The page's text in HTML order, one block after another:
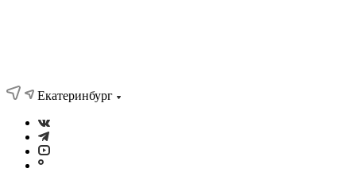
Екатеринбург